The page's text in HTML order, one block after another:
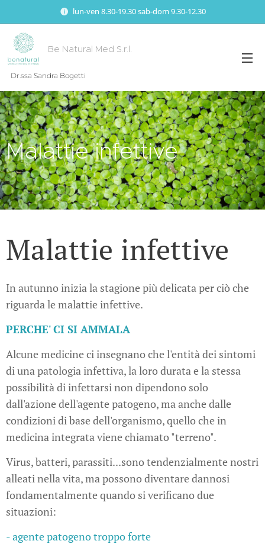
lun-ven 8.30-19.30 sab-dom 9.30-12.30
Be Natural Med S.r.l.
Dr.ssa Sandra Bogetti
Malattie infettive
Malattie infettive
In autunno inizia la stagione più delicata per ciò che
riguarda le malattie infettive.
PERCHE' CI SI AMMALA
Alcune medicine ci insegnano che l'entità dei sintomi
di una patologia infettiva, la loro durata e la stessa
possibilità di infettarsi non dipendono solo
dall'azione dell'agente patogeno, ma anche dalle
condizioni di base dell'organismo, quello che in
medicina integrata viene chiamato "terreno".
Virus, batteri, parassiti...sono tendenzialmente nostri
alleati nella vita, ma possono diventare dannosi
fondamentalmente quando si verificano due
situazioni:
- agente patogeno troppo forte